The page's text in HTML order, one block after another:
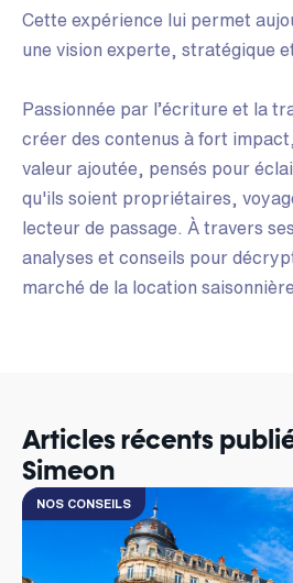
Cette expérience lui permet
une vision experte, stratégique
Passionnée par l’écriture et la
créer des contenus à fort
valeur ajoutée, pensés pour
qu'ils soient propriétaires,
lecteur de passage. À travers
analyses et conseils pour
marché de la location saisonnière.
Articles récents
Simeon
NOS CONSEILS